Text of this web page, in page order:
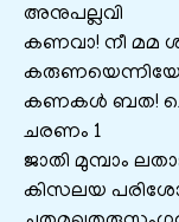
അനുപല്ലവി
കണവാ! നീ മമ
കണകൾ ബത!
ചരണം 1
ജാതി മുമ്പാം
കിസലയ